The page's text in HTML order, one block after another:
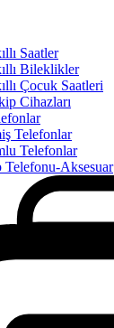
Saatler
Bileklikler
Çocuk Saatleri
Cihazları
Telefonlar
Telefonlar
Telefonu-Aksesuar